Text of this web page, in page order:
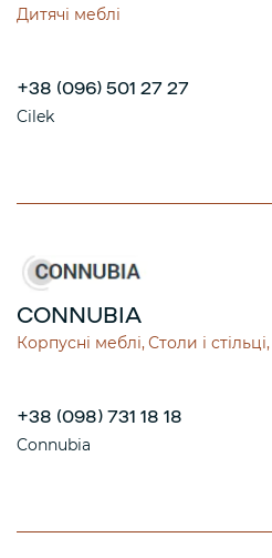
Дитячі меблі
+38 (096) 501 27 27
Cilek
CONNUBIA
Корпусні меблі Столи і стільці
+38 (098) 731 18 18
Connubia